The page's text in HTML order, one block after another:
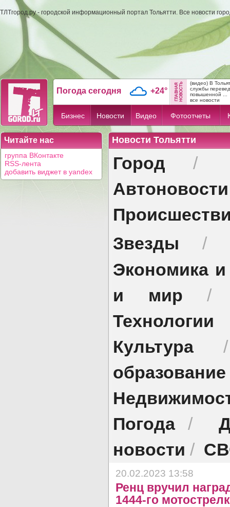
ТЛТгород.ру - городской информационный портал Тольятти. Все новости
Погода сегодня +24°
(видео) В
службы
повышенной ...
все новости
Бизнес Новости Видео Фотоотчеты
Читайте нас
группа ВКонтакте
RSS-лента
добавить виджет в yandex
Новости Тольятти
Город /
Автоновости
Звезды /
Экономика
и мир
Технологии
Культура
образование
Погода/
новости /
20.02.2023 13:58
Ренц вручил
1444-го